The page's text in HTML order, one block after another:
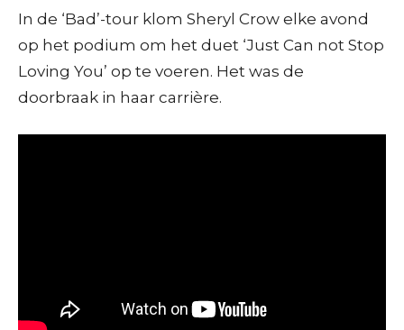
In de ‘Bad’-tour klom Sheryl Crow elke avond
op het podium om het ​​duet ‘Just Can not Stop
Loving You’ op te voeren. Het was de
doorbraak in haar carrière.